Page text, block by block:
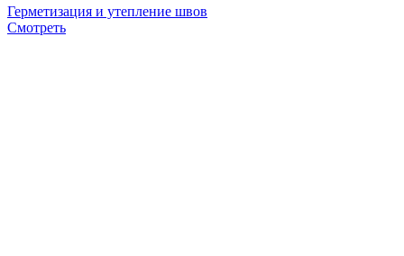
Герметизация и утепление швов
Смотреть